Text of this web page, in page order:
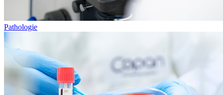
Pathologie